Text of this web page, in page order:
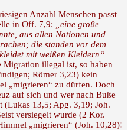
Anzahl Menschen passt
in Off. 7,9:
„eine große
aus allen Nationen und
die standen vor dem
mit weißen Kleidern“
Migration illegal ist, so haben
Römer 3,23) kein
„migrieren“ zu dürfen. Doch
auf sich und wer nach Buße
(Lukas 13,5; Apg. 3,19; Joh.
versiegelt wurde (2 Kor.
„migrieren“ (Joh. 10,28)!